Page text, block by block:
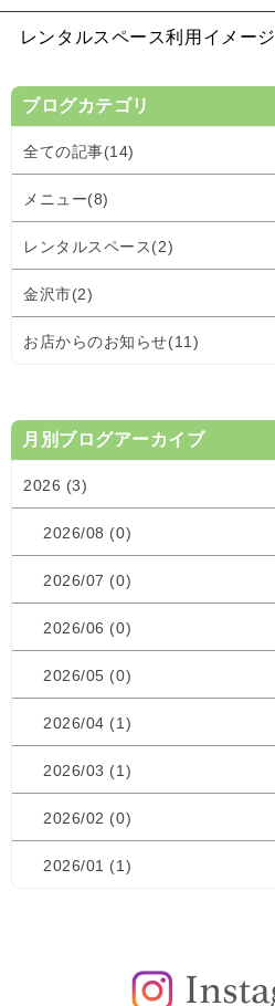
レンタルスペース利用イメージ
ブログカテゴリ
全ての記事(14)
メニュー(8)
レンタルスペース(2)
金沢市(2)
お店からのお知らせ(11)
月別ブログアーカイブ
2026 (3)
2026/08 (0)
2026/07 (0)
2026/06 (0)
2026/05 (0)
2026/04 (1)
2026/03 (1)
2026/02 (0)
2026/01 (1)